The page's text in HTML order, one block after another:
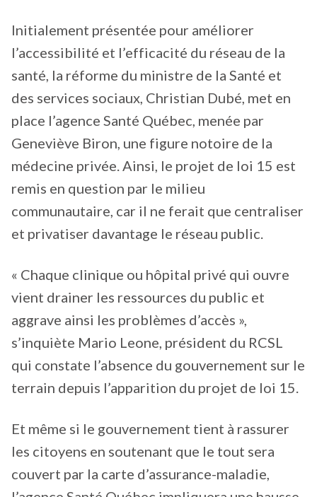
Initialement présentée pour améliorer
l’accessibilité et l’efficacité du réseau de la
santé, la réforme du ministre de la Santé et
des services sociaux, Christian Dubé, met en
place l’agence Santé Québec, menée par
Geneviève Biron, une figure notoire de la
médecine privée. Ainsi, le projet de loi 15 est
remis en question par le milieu
communautaire, car il ne ferait que centraliser
et privatiser davantage le réseau public.
« Chaque clinique ou hôpital privé qui ouvre
vient drainer les ressources du public et
aggrave ainsi les problèmes d’accès »,
s’inquiète Mario Leone, président du RCSL
qui constate l’absence du gouvernement sur le
terrain depuis l’apparition du projet de loi 15.
Et même si le gouvernement tient à rassurer
les citoyens en soutenant que le tout sera
couvert par la carte d’assurance-maladie,